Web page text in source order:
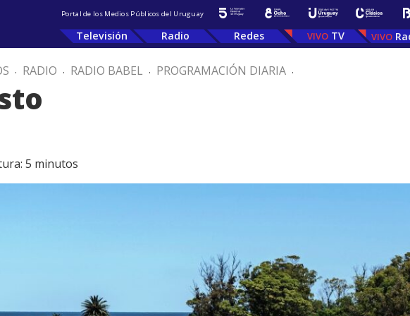
Portal de los Medios Públicos del Uruguay
Televisión Radio Redes TV
. RADIO . RADIO BABEL . PROGRAMACIÓN DIARIA .
5 minutos